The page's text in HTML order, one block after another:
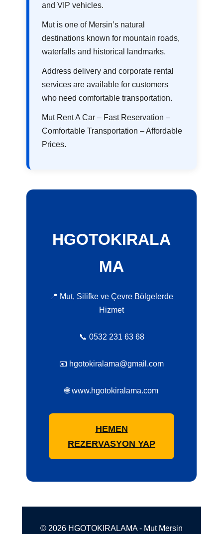
and VIP vehicles.
Mut is one of Mersin’s natural
destinations known for mountain roads,
waterfalls and historical landmarks.
Address delivery and corporate rental
services are available for customers
who need comfortable transportation.
Mut Rent A Car – Fast Reservation –
Comfortable Transportation – Affordable
Prices.
HGOTOKIRALA
MA
📍 Mut, Silifke ve Çevre Bölgelerde
Hizmet
📞 0532 231 63 68
📧 hgotokiralama@gmail.com
🌐 www.hgotokiralama.com
HEMEN
REZERVASYON YAP
© 2026 HGOTOKIRALAMA - Mut Mersin